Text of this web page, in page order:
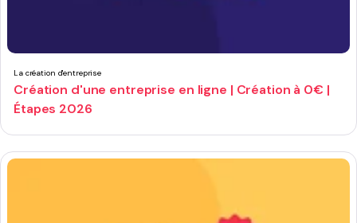
La création d'entreprise
Création d'une entreprise en ligne | Création à 0€ |
Étapes 2026